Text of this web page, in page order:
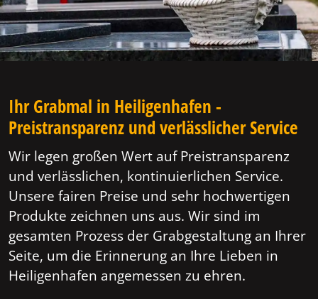
Ihr Grabmal in Heiligenhafen -
Preistransparenz und verlässlicher Service
Wir legen großen Wert auf Preistransparenz
und verlässlichen, kontinuierlichen Service.
Unsere fairen Preise und sehr hochwertigen
Produkte zeichnen uns aus. Wir sind im
gesamten Prozess der Grabgestaltung an Ihrer
Seite, um die Erinnerung an Ihre Lieben in
Heiligenhafen angemessen zu ehren.